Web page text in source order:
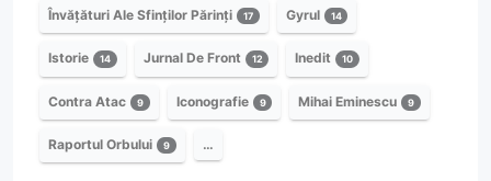
Învățături Ale Sfinților Părinți 17 Gyrul 14
Istorie 14 Jurnal De Front 12 Inedit 10
Contra Atac 9 Iconografie 9 Mihai Eminescu 9
Raportul Orbului 9 …